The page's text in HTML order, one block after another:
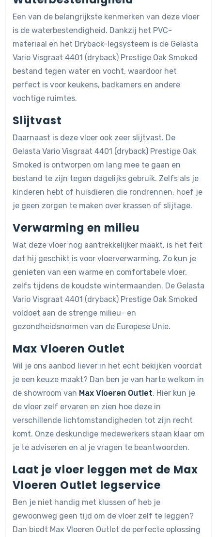
Een van de belangrijkste kenmerken van deze vloer
is de waterbestendigheid. Dankzij het PVC-
materiaal en het Dryback-legsysteem is de Gelasta
Vario Visgraat 4401 (dryback) Prestige Oak Smoked
bestand tegen water en vocht, waardoor het
perfect is voor keukens, badkamers en andere
vochtige ruimtes.
Slijtvast
Daarnaast is deze vloer ook zeer slijtvast. De
Gelasta Vario Visgraat 4401 (dryback) Prestige Oak
Smoked is ontworpen om lang mee te gaan en
bestand te zijn tegen dagelijks gebruik. Zelfs als je
kinderen hebt of huisdieren die rondrennen, hoef je
je geen zorgen te maken over krassen of slijtage.
Verwarming en milieu
Wat deze vloer nog aantrekkelijker maakt, is het feit
dat hij geschikt is voor vloerverwarming. Zo kun je
genieten van een warme en comfortabele vloer,
zelfs tijdens de koudste wintermaanden. De Gelasta
Vario Visgraat 4401 (dryback) Prestige Oak Smoked
voldoet aan de strenge milieu- en
gezondheidsnormen van de Europese Unie.
Max Vloeren Outlet
Wil je ons aanbod liever in het echt bekijken voordat
je een keuze maakt? Dan ben je van harte welkom in
de showroom van Max Vloeren Outlet. Hier kun je
de vloer zelf ervaren en zien hoe deze in
verschillende lichtomstandigheden tot zijn recht
komt. Onze deskundige medewerkers staan klaar om
je te adviseren en al je vragen te beantwoorden.
Laat je vloer leggen met de Max
Vloeren Outlet legservice
Ben je niet handig met klussen of heb je
gewoonweg geen tijd om de vloer zelf te leggen?
Dan biedt Max Vloeren Outlet de perfecte oplossing